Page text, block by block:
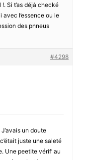
Si t’as déjà checké
avec l’essence ou le
des pnneus
#4298
un doute
juste une saleté
Une peetite vérif’ au